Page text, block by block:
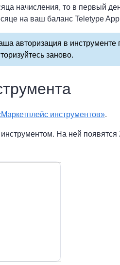
начисления, то в первый
на ваш баланс Teletype
авторизация в
заново.
инструментов».
На ней